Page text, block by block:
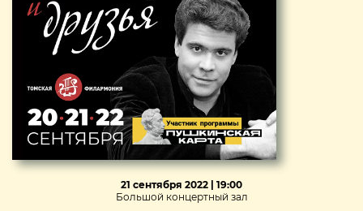
21 сентября 2022 | 19:00
Большой концертный зал